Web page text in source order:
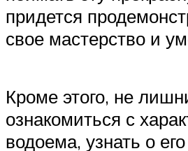
придется
свое мастерство и
Кроме этого, не
ознакомиться с
водоема, узнать о